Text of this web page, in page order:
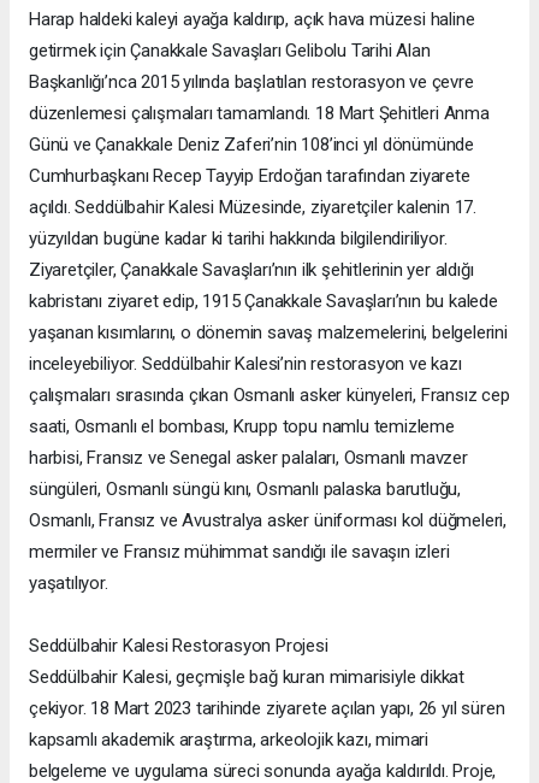
Harap haldeki kaleyi ayağa kaldırıp, açık hava müzesi haline
getirmek için Çanakkale Savaşları Gelibolu Tarihi Alan
Başkanlığı’nca 2015 yılında başlatılan restorasyon ve çevre
düzenlemesi çalışmaları tamamlandı. 18 Mart Şehitleri Anma
Günü ve Çanakkale Deniz Zaferi’nin 108’inci yıl dönümünde
Cumhurbaşkanı Recep Tayyip Erdoğan tarafından ziyarete
açıldı. Seddülbahir Kalesi Müzesinde, ziyaretçiler kalenin 17.
yüzyıldan bugüne kadar ki tarihi hakkında bilgilendiriliyor.
Ziyaretçiler, Çanakkale Savaşları’nın ilk şehitlerinin yer aldığı
kabristanı ziyaret edip, 1915 Çanakkale Savaşları’nın bu kalede
yaşanan kısımlarını, o dönemin savaş malzemelerini, belgelerini
inceleyebiliyor. Seddülbahir Kalesi’nin restorasyon ve kazı
çalışmaları sırasında çıkan Osmanlı asker künyeleri, Fransız cep
saati, Osmanlı el bombası, Krupp topu namlu temizleme
harbisi, Fransız ve Senegal asker palaları, Osmanlı mavzer
süngüleri, Osmanlı süngü kını, Osmanlı palaska barutluğu,
Osmanlı, Fransız ve Avustralya asker üniforması kol düğmeleri,
mermiler ve Fransız mühimmat sandığı ile savaşın izleri
yaşatılıyor.
Seddülbahir Kalesi Restorasyon Projesi
Seddülbahir Kalesi, geçmişle bağ kuran mimarisiyle dikkat
çekiyor. 18 Mart 2023 tarihinde ziyarete açılan yapı, 26 yıl süren
kapsamlı akademik araştırma, arkeolojik kazı, mimari
belgeleme ve uygulama süreci sonunda ayağa kaldırıldı. Proje,